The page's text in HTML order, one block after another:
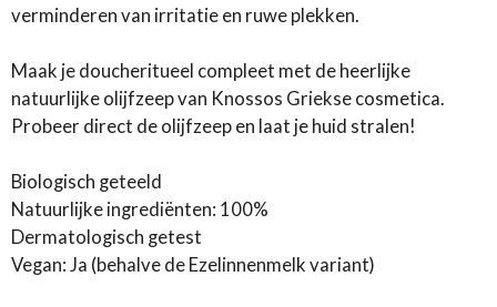
verminderen van irritatie en ruwe plekken.
Maak je doucheritueel compleet met de heerlijke
natuurlijke olijfzeep van Knossos Griekse cosmetica.
Probeer direct de olijfzeep en laat je huid stralen!
Biologisch geteeld
Natuurlijke ingrediënten: 100%
Dermatologisch getest
Vegan: Ja (behalve de Ezelinnenmelk variant)